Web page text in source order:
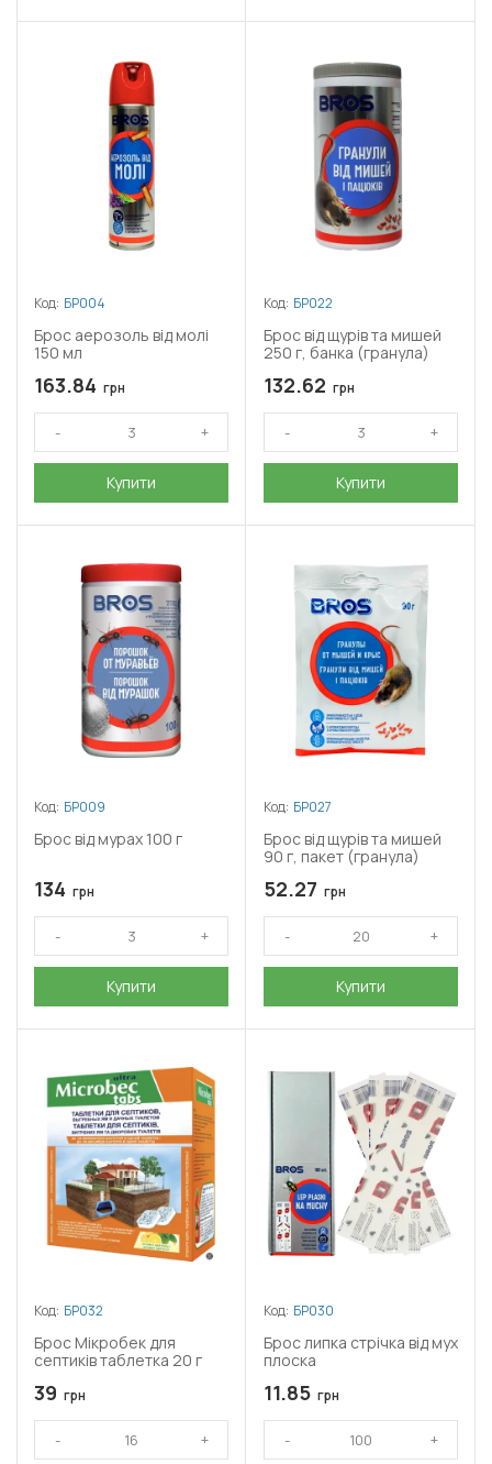
Код: БР004
Брос аерозоль від молі
150 мл
163.84 грн
Купити
Код: БР022
Брос від щурів та мишей
250 г, банка (гранула)
132.62 грн
Купити
Код: БР009
Брос від мурах 100 г
134 грн
Купити
Код: БР027
Брос від щурів та мишей
90 г, пакет (гранула)
52.27 грн
Купити
Код: БР032
Брос Мікробек для
септиків таблетка 20 г
39 грн
Код: БР030
Брос липка стрічка від мух
плоска
11.85 грн